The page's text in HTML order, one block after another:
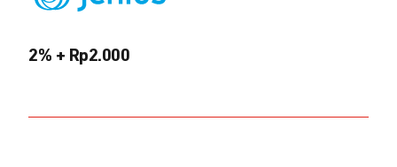
2% + Rp2.000